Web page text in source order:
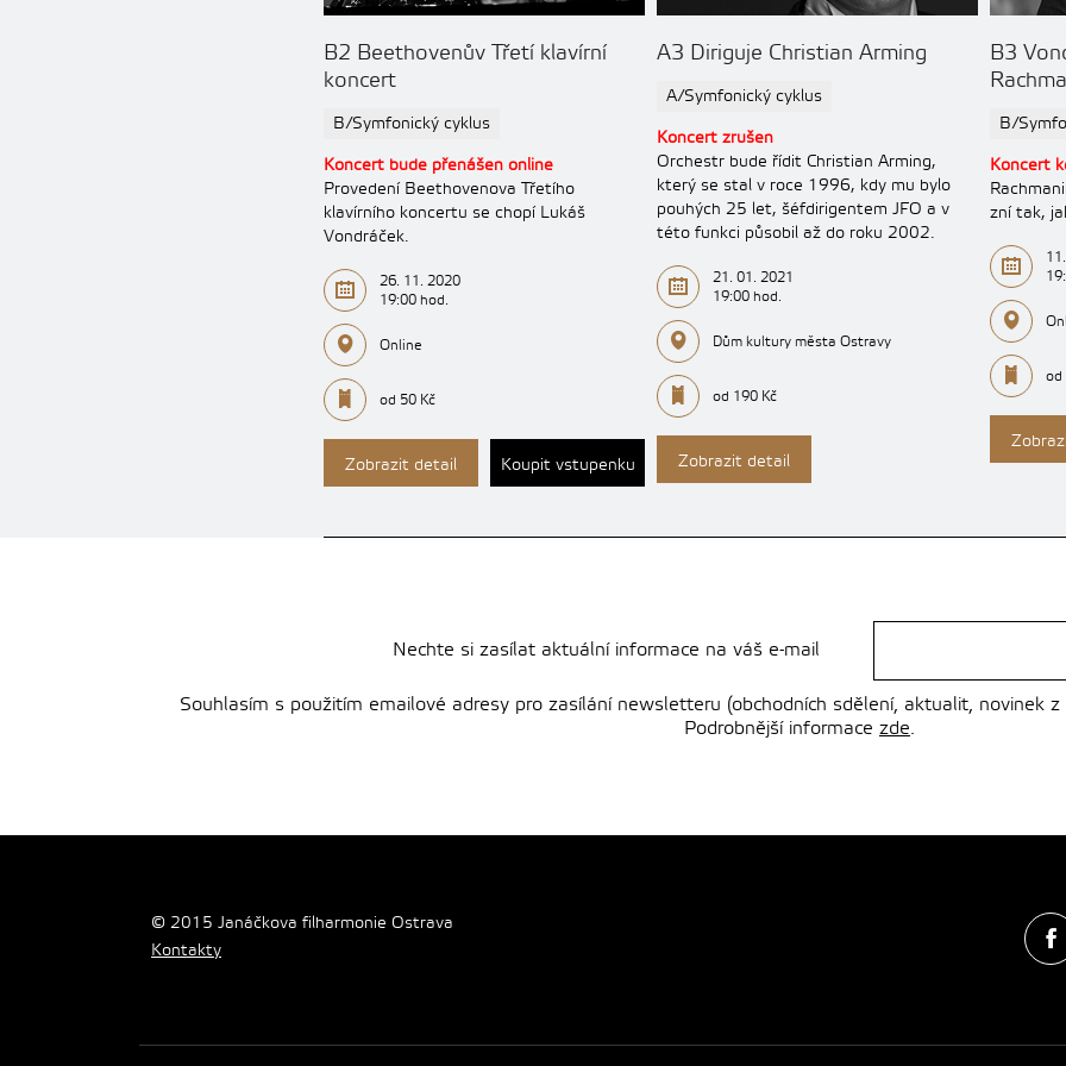
B2 Beethovenův Třetí klavírní
koncert
B/Symfonický cyklus
Koncert bude přenášen online
Provedení Beethovenova Třetího
klavírního koncertu se chopí Lukáš
Vondráček.
26. 11. 2020
19:00 hod.
Online
od 50 Kč
Zobrazit detail Koupit vstupenku
A3 Diriguje Christian Arming
A/Symfonický cyklus
Koncert zrušen
Orchestr bude řídit Christian Arming,
který se stal v roce 1996, kdy mu bylo
pouhých 25 let, šéfdirigentem JFO a v
této funkci působil až do roku 2002.
21. 01. 2021
19:00 hod.
Dům kultury města Ostravy
od 190 Kč
Zobrazit detail
B3
B/
Koncert
zní tak,
od
Nechte si zasílat aktuální informace na váš e-mail
Souhlasím s použitím emailové adresy pro zasílání newsletteru (obchodních sdělení, aktualit, novinek
Podrobnější informace zde.
© 2015 Janáčkova filharmonie Ostrava
Kontakty